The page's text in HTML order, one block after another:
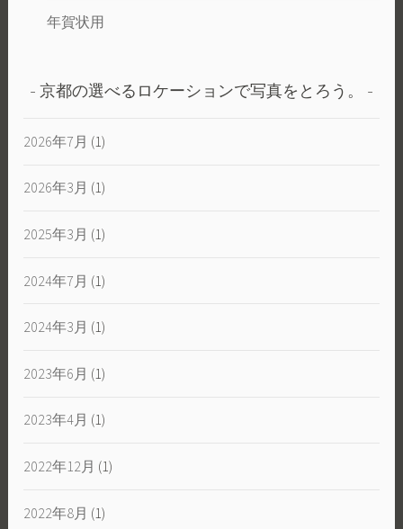
年賀状用
京都の選べるロケーションで写真をとろう。
2026年7月 (1)
2026年3月 (1)
2025年3月 (1)
2024年7月 (1)
2024年3月 (1)
2023年6月 (1)
2023年4月 (1)
2022年12月 (1)
2022年8月 (1)